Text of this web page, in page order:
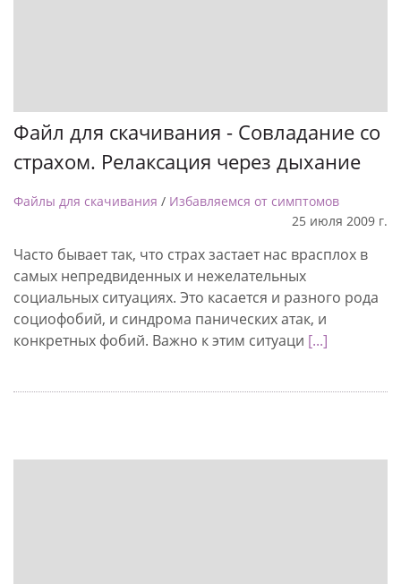
Файл для скачивания - Совладание со
страхом. Релаксация через дыхание
Файлы для скачивания / Избавляемся от симптомов
25 июля 2009 г.
Часто бывает так, что страх застает нас врасплох в
самых непредвиденных и нежелательных
социальных ситуациях. Это касается и разного рода
социофобий, и синдрома панических атак, и
конкретных фобий. Важно к этим ситуаци [...]